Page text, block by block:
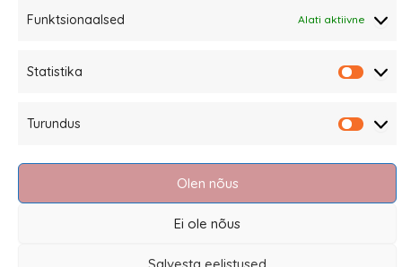
Funktsionaalsed Alati aktiivne
Statistika
Turundus
Olen nõus
Ei ole nõus
Salvesta eelistused
Eesti